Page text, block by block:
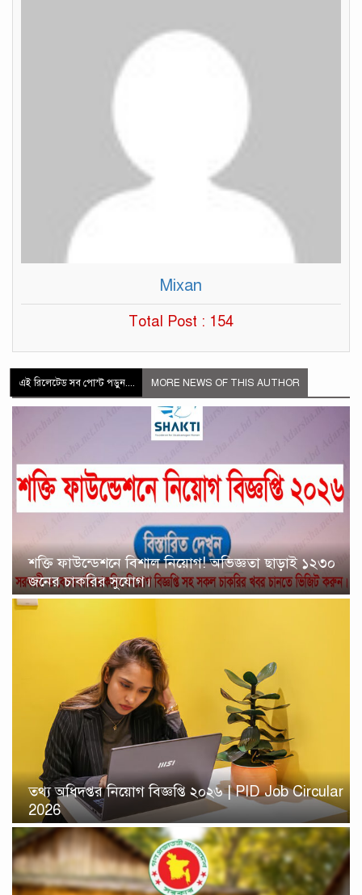
Mixan
Total Post : 154
এই রিলেটেড সব পোস্ট পড়ুন.... MORE NEWS OF THIS AUTHOR
শক্তি ফাউন্ডেশনে বিশাল নিয়োগ! অভিজ্ঞতা ছাড়াই ১২৩০
জনের চাকরির সুযোগ।
তথ্য অধিদপ্তর নিয়োগ বিজ্ঞপ্তি ২০২৬ | PID Job Circular
2026